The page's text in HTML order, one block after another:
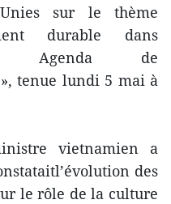
sur le thème
durable dans
Agenda de
tenue lundi 5 mai à
vietnamien a
des
le rôle de la culture